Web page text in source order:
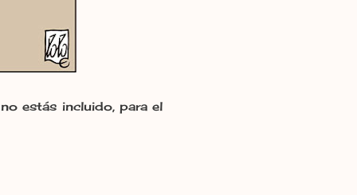
estás incluido, para el